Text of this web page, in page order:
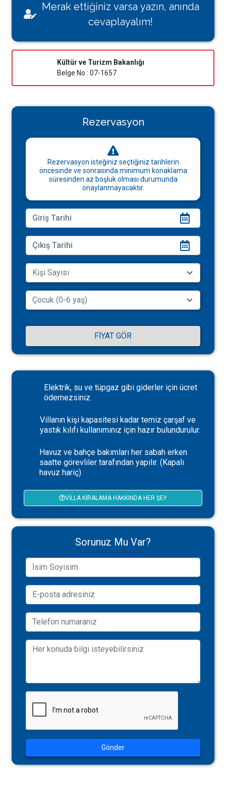
Merak ettiğiniz varsa yazın, anında
cevaplayalım!
Kültür ve Turizm Bakanlığı
Belge No : 07-1657
Rezervasyon
Rezervasyon isteğiniz seçtiğiniz tarihlerin
öncesinde ve sonrasında minimum konaklama
süresinden az boşluk olması durumunda
onaylanmayacaktır.
FIYAT GÖR
Elektrik, su ve tüpgaz gibi giderler için ücret
ödemezsiniz.
Villanın kişi kapasitesi kadar temiz çarşaf ve
yastık kılıfı kullanımınız için hazır bulundurulur.
Havuz ve bahçe bakımları her sabah erken
saatte görevliler tarafından yapılır. (Kapalı
havuz hariç)
VILLA KIRALAMA HAKKINDA HER ŞEY
Sorunuz Mu Var?
Gönder